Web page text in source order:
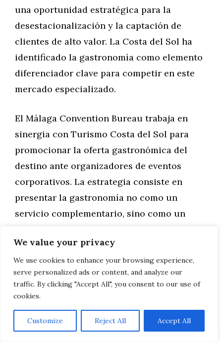
We value your privacy
We use cookies to enhance your browsing experience,
serve personalized ads or content, and analyze our
traffic. By clicking "Accept All", you consent to our use of
cookies.
Customize Reject All Accept All
una oportunidad estratégica para la
desestacionalización y la captación de
clientes de alto valor. La Costa del Sol ha
identificado la gastronomía como elemento
diferenciador clave para competir en este
mercado especializado.
El Málaga Convention Bureau trabaja en
sinergia con Turismo Costa del Sol para
promocionar la oferta gastronómica del
destino ante organizadores de eventos
corporativos. La estrategia consiste en
presentar la gastronomía no como un
servicio complementario, sino como un
puede marcar la diferencia entre elegir la
Costa del Sol u otro destino competidor.
Las experiencias gastronómicas exclusivas
turismo MICE han resultado especialmente